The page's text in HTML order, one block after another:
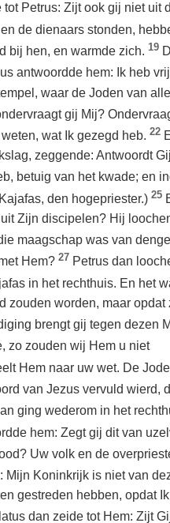
Petrus: Zijt ook gij niet uit
de dienaars stonden,
bij hen, en warmde zich. 19
antwoordde hem: Ik heb
waar de Joden van alle
gij Mij?
wat Ik gezegd heb. 22
zeggende: Antwoordt
betuig van het kwade; en
den hogepriester.) 25
Zijn discipelen? Hij
maagschap was van
Hem? 27 Petrus dan
in het rechthuis. En het
zouden worden, maar opdat
brengt gij tegen dezen
zo zouden wij Hem u niet
Hem naar uw wet. De
van Jezus vervuld wierd,
ging wederom in het
hem: Zegt gij dit van
Uw volk en de
Mijn Koninkrijk is niet van
gestreden hebben, opdat
dan zeide tot Hem: Zijt